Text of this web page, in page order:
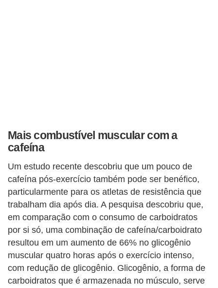
Mais combustível muscular com a
cafeína
Um estudo recente descobriu que um pouco de
cafeína pós-exercício também pode ser benéfico,
particularmente para os atletas de resistência que
trabalham dia após dia. A pesquisa descobriu que,
em comparação com o consumo de carboidratos
por si só, uma combinação de cafeína/carboidrato
resultou em um aumento de 66% no glicogênio
muscular quatro horas após o exercício intenso,
com redução de glicogênio. Glicogênio, a forma de
carboidratos que é armazenada no músculo, serve
u
l
o
s
P
s
e
m